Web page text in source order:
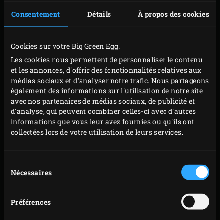
Consentement Détails À propos des cookies
Cookies sur votre Big Green Egg.
Les cookies nous permettent de personnaliser le contenu
et les annonces, d'offrir des fonctionnalités relatives aux
médias sociaux et d'analyser notre trafic. Nous partageons
également des informations sur l'utilisation de notre site
avec nos partenaires de médias sociaux, de publicité et
d'analyse, qui peuvent combiner celles-ci avec d'autres
informations que vous leur avez fournies ou qu'ils ont
collectées lors de votre utilisation de leurs services.
duNécessaires
Préférences
Placez la boîte sur la grille, refermez le couvercle de
l’EGG et faites confire environ 30 minutes, jusqu’à
Dans l’intervalle, battez un œuf avec la crème dans
un saladier. Salez et poivrez à convenance. Épluchez
le céleri-rave, puis coupez-le en fines tranches avec
les deux autres patates sur une mandoline. Versez
le tout dans le mélange d’œuf et de crème. Veillez à
ce que les légumes soient entièrement recouverts
par le mélange.
de la grille et versez le contenu dans une passoire,
récupérez la graisse dans un plat pour y conserver
l’ail et l’oignon et laissez égoutter les cubes de